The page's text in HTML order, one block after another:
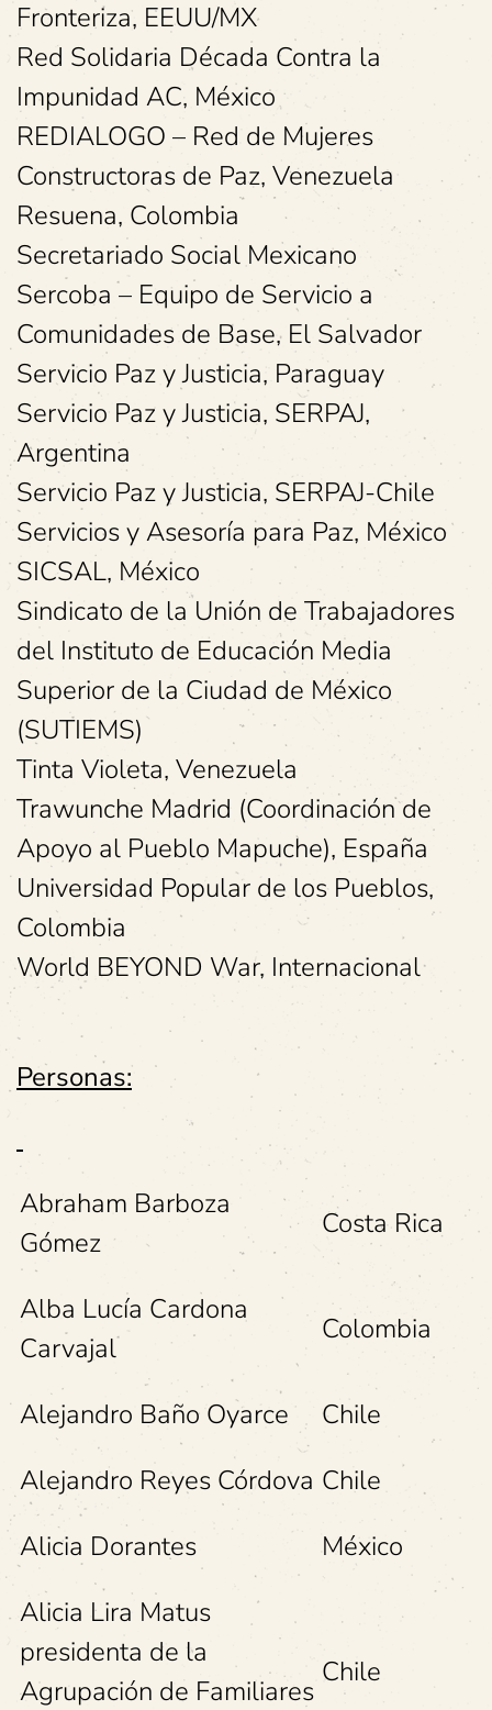
Fronteriza, EEUU/MX
Red Solidaria Década Contra la
Impunidad AC, México
REDIALOGO – Red de Mujeres
Constructoras de Paz, Venezuela
Resuena, Colombia
Secretariado Social Mexicano
Sercoba – Equipo de Servicio a
Comunidades de Base, El Salvador
Servicio Paz y Justicia, Paraguay
Servicio Paz y Justicia, SERPAJ,
Argentina
Servicio Paz y Justicia, SERPAJ-Chile
Servicios y Asesoría para Paz, México
SICSAL, México
Sindicato de la Unión de Trabajadores
del Instituto de Educación Media
Superior de la Ciudad de México
(SUTIEMS)
Tinta Violeta, Venezuela
Trawunche Madrid (Coordinación de
Apoyo al Pueblo Mapuche), España
Universidad Popular de los Pueblos,
Colombia
World BEYOND War, Internacional
Personas:
Abraham Barboza
Gómez
Costa Rica
Alba Lucía Cardona
Carvajal
Colombia
Alejandro Baño Oyarce
Chile
Alejandro Reyes Córdova Chile
Alicia Dorantes
México
Alicia Lira Matus
presidenta de la
Agrupación de Familiares
Chile